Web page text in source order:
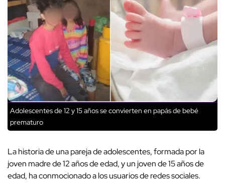
Adolescentes de 12 y 15 años se convierten en papás de bebé
prematuro
La historia de una pareja de adolescentes, formada por la
joven madre de 12 años de edad, y un joven de 15 años de
edad, ha conmocionado a los usuarios de redes sociales.